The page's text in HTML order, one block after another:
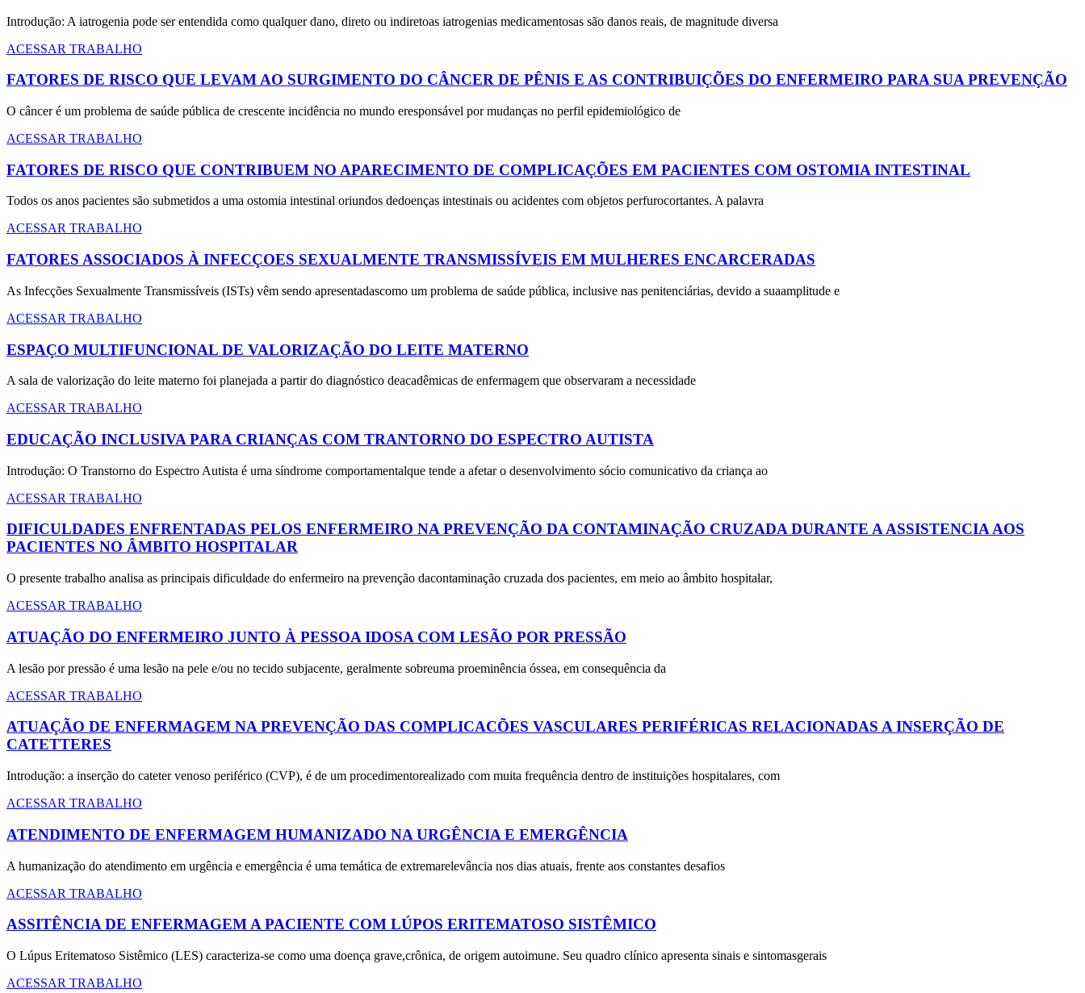
Introdução: A iatrogenia pode ser entendida como qualquer dano, direto ou indiretoas iatrogenias medicamentosas são danos reais, de magnitude diversa
ACESSAR TRABALHO
FATORES DE RISCO QUE LEVAM AO SURGIMENTO DO CÂNCER DE PÊNIS E AS CONTRIBUIÇÕES DO ENFERMEIRO PARA SUA PREVENÇÃO
O câncer é um problema de saúde pública de crescente incidência no mundo eresponsável por mudanças no perfil epidemiológico de
ACESSAR TRABALHO
FATORES DE RISCO QUE CONTRIBUEM NO APARECIMENTO DE COMPLICAÇÕES EM PACIENTES COM OSTOMIA INTESTINAL
Todos os anos pacientes são submetidos a uma ostomia intestinal oriundos dedoenças intestinais ou acidentes com objetos perfurocortantes. A palavra
ACESSAR TRABALHO
FATORES ASSOCIADOS À INFECÇOES SEXUALMENTE TRANSMISSÍVEIS EM MULHERES ENCARCERADAS
As Infecções Sexualmente Transmissíveis (ISTs) vêm sendo apresentadascomo um problema de saúde pública, inclusive nas penitenciárias, devido a suaamplitude e
ACESSAR TRABALHO
ESPAÇO MULTIFUNCIONAL DE VALORIZAÇÃO DO LEITE MATERNO
A sala de valorização do leite materno foi planejada a partir do diagnóstico deacadêmicas de enfermagem que observaram a necessidade
ACESSAR TRABALHO
EDUCAÇÃO INCLUSIVA PARA CRIANÇAS COM TRANTORNO DO ESPECTRO AUTISTA
Introdução: O Transtorno do Espectro Autista é uma síndrome comportamentalque tende a afetar o desenvolvimento sócio comunicativo da criança ao
ACESSAR TRABALHO
DIFICULDADES ENFRENTADAS PELOS ENFERMEIRO NA PREVENÇÃO DA CONTAMINAÇÃO CRUZADA DURANTE A ASSISTENCIA AOS
PACIENTES NO ÂMBITO HOSPITALAR
O presente trabalho analisa as principais dificuldade do enfermeiro na prevenção dacontaminação cruzada dos pacientes, em meio ao âmbito hospitalar,
ACESSAR TRABALHO
ATUAÇÃO DO ENFERMEIRO JUNTO À PESSOA IDOSA COM LESÃO POR PRESSÃO
A lesão por pressão é uma lesão na pele e/ou no tecido subjacente, geralmente sobreuma proeminência óssea, em consequência da
ACESSAR TRABALHO
ATUAÇÃO DE ENFERMAGEM NA PREVENÇÃO DAS COMPLICACÕES VASCULARES PERIFÉRICAS RELACIONADAS A INSERÇÃO DE
CATETTERES
Introdução: a inserção do cateter venoso periférico (CVP), é de um procedimentorealizado com muita frequência dentro de instituições hospitalares, com
ACESSAR TRABALHO
ATENDIMENTO DE ENFERMAGEM HUMANIZADO NA URGÊNCIA E EMERGÊNCIA
A humanização do atendimento em urgência e emergência é uma temática de extremarelevância nos dias atuais, frente aos constantes desafios
ACESSAR TRABALHO
ASSITÊNCIA DE ENFERMAGEM A PACIENTE COM LÚPOS ERITEMATOSO SISTÊMICO
O Lúpus Eritematoso Sistêmico (LES) caracteriza-se como uma doença grave,crônica, de origem autoimune. Seu quadro clínico apresenta sinais e sintomasgerais
ACESSAR TRABALHO